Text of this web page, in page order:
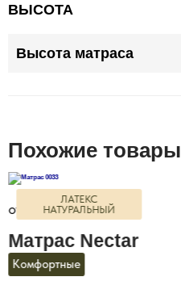
ВЫСОТА
Высота матраса
Похожие товары
ЛАТЕКС
НАТУРАЛЬНЫЙ
от
13800 mdl
Матрас Nectar
Комфортные